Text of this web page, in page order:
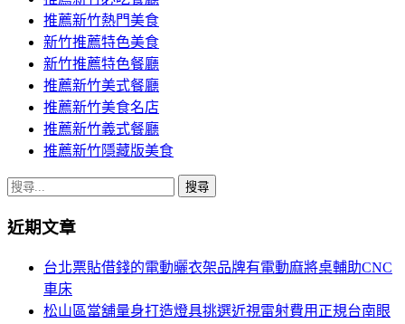
推薦新竹熱門美食
新竹推薦特色美食
新竹推薦特色餐廳
推薦新竹美式餐廳
推薦新竹美食名店
推薦新竹義式餐廳
推薦新竹隱藏版美食
搜
關
近期文章
台北票貼借錢的電動曬衣架品牌有電動麻將桌輔助CNC
車床
松山區當舖量身打造燈具挑選近視雷射費用正規台南眼